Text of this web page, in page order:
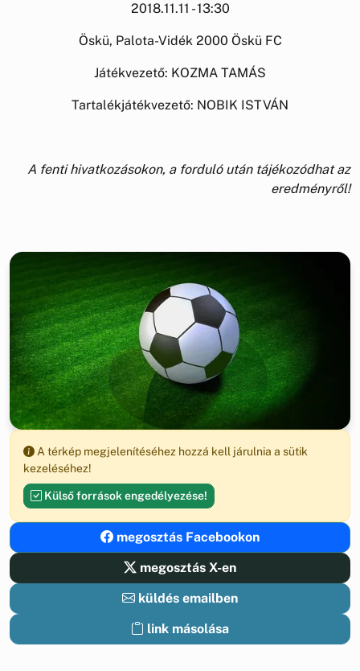
2018.11.11 - 13:30
Öskü, Palota-Vidék 2000 Öskü FC
Játékvezető: KOZMA TAMÁS
Tartalékjátékvezető: NOBIK ISTVÁN
A fenti hivatkozásokon, a forduló után tájékozódhat az
eredményről!
A térkép megjelenítéséhez hozzá kell járulnia a sütik
kezeléséhez!
Külső források engedélyezése!
megosztás Facebookon
megosztás X-en
küldés emailben
link másolása